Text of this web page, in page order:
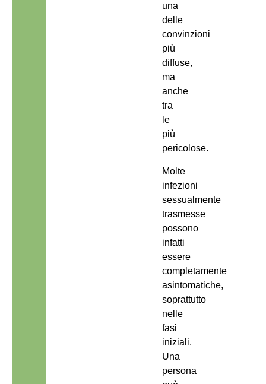
una
delle
convinzioni
più
diffuse,
ma
anche
tra
le
più
pericolose.
Molte
infezioni
sessualmente
trasmesse
possono
infatti
essere
completamente
asintomatiche,
soprattutto
nelle
fasi
iniziali.
Una
persona